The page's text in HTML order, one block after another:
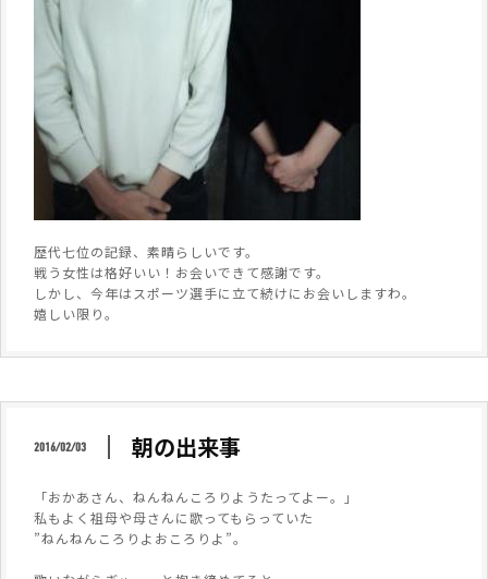
歴代七位の記録、素晴らしいです。
戦う女性は格好いい！お会いできて感謝です。
しかし、今年はスポーツ選手に立て続けにお会いしますわ。
嬉しい限り。
2016/02/03 朝の出来事
「おかあさん、ねんねんころりようたってよー。」
私もよく祖母や母さんに歌ってもらっていた
”ねんねんころりよおころりよ”。